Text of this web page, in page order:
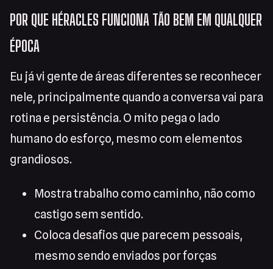
POR QUE HÉRACLES FUNCIONA TÃO BEM EM QUALQUER
ÉPOCA
Eu já vi gente de áreas diferentes se reconhecer
nele, principalmente quando a conversa vai para
rotina e persistência. O mito pega o lado
humano do esforço, mesmo com elementos
grandiosos.
Mostra trabalho como caminho, não como
castigo sem sentido.
Coloca desafios que parecem pessoais,
mesmo sendo enviados por forças